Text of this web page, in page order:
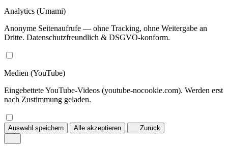
Analytics (Umami)
Anonyme Seitenaufrufe — ohne Tracking, ohne Weitergabe an
Dritte. Datenschutzfreundlich & DSGVO-konform.
Medien (YouTube)
Eingebettete YouTube-Videos (youtube-nocookie.com). Werden erst
nach Zustimmung geladen.
Auswahl speichern Alle akzeptieren Zurück